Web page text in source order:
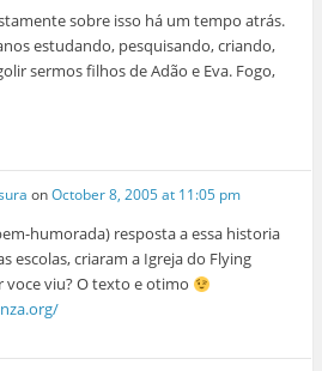
sobre isso há um tempo atrás.
estudando, pesquisando, criando,
sermos filhos de Adão e Eva. Fogo,
onOctober 8, 2005 at 11:05 pm
humorada) resposta a essa historia
escolas, criaram a Igreja do Flying
viu? O texto e otimo